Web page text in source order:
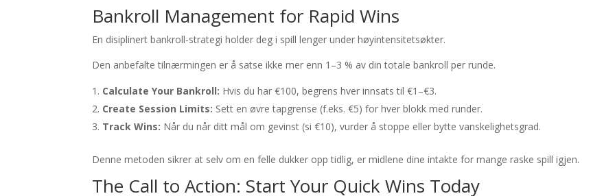
Bankroll Management for Rapid Wins
En disiplinert bankroll-strategi holder deg i spill lenger under høyintensitetsøkter.
Den anbefalte tilnærmingen er å satse ikke mer enn 1–3 % av din totale bankroll per runde.
Calculate Your Bankroll: Hvis du har €100, begrens hver innsats til €1–€3.
Create Session Limits: Sett en øvre tapgrense (f.eks. €5) for hver blokk med runder.
Track Wins: Når du når ditt mål om gevinst (si €10), vurder å stoppe eller bytte vanskelighetsgrad.
Denne metoden sikrer at selv om en felle dukker opp tidlig, er midlene dine intakte for mange raske spill igjen.
The Call to Action: Start Your Quick Wins Today